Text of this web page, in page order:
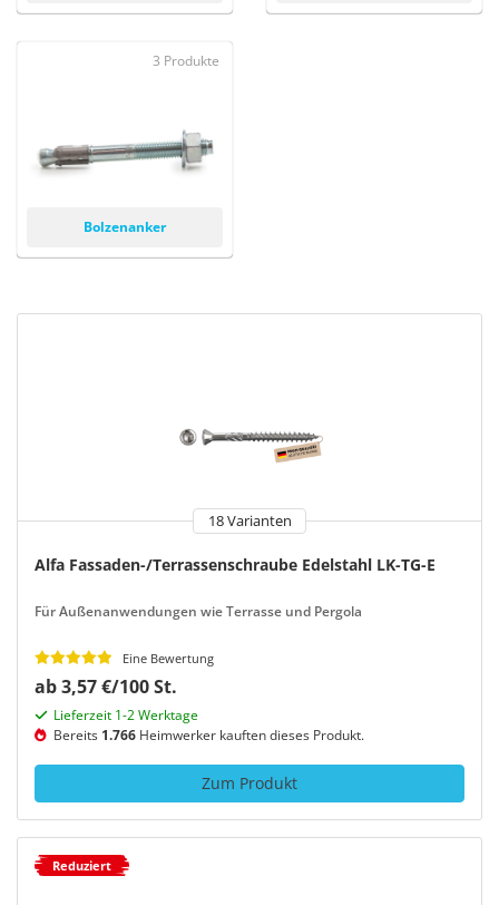
Bolzenanker
3 Produkte
18 Varianten
Alfa Fassaden-/Terrassenschraube Edelstahl LK-TG-E
Für Außenanwendungen wie Terrasse und Pergola
Eine Bewertung
ab 3,57 €/100 St.
Lieferzeit 1-2 Werktage
Bereits 1.766 Heimwerker kauften dieses Produkt.
Zum Produkt
Reduziert